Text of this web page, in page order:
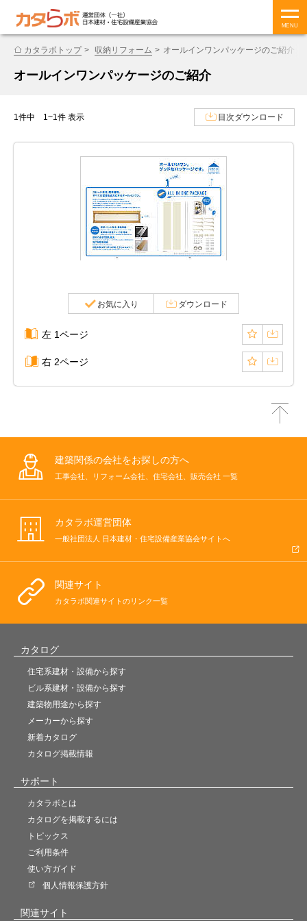
MENU
カタラボトップ 収納リフォーム オールインワンパッケージのご紹介
オールインワンパッケージのご紹介
1件中 1~1件 表示 目次ダウンロード
お気に入り ダウンロード
左 1ページ
右 2ページ
建築関係の会社をお探しの方へ
工事会社、リフォーム会社、住宅会社、販売会社 一覧
カタラボ運営団体
一般社団法人 日本建材・住宅設備産業協会サイトへ
関連サイト
カタラボ関連サイトのリンク一覧
カタログ
住宅系建材・設備から探す
ビル系建材・設備から探す
建築物用途から探す
メーカーから探す
新着カタログ
カタログ掲載情報
サポート
カタラボとは
カタログを掲載するには
トピックス
ご利用条件
使い方ガイド
個人情報保護方針
関連サイト